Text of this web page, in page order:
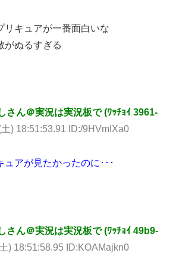
リキュアが一番面白いな
がぬるすぎる
さん＠実況は実況板で (ﾜｯﾁｮｲ 3961-
) 18:51:53.91 ID:/9HVmIXa0
ュアが見たかったのに･･･
さん＠実況は実況板で (ﾜｯﾁｮｲ 49b9-
) 18:51:58.95 ID:KOAMajkn0